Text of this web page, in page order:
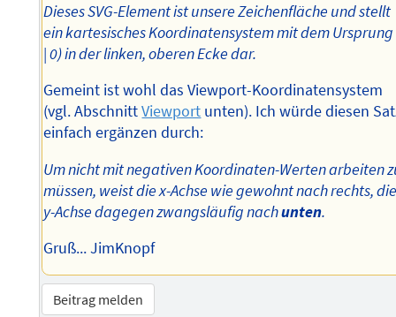
Dieses SVG-Element ist unsere Zeichenfläche und stellt
ein kartesisches Koordinatensystem mit dem Ursprung
| 0) in der linken, oberen Ecke dar.
Gemeint ist wohl das Viewport-Koordinatensystem
(vgl. AbschnittViewport unten). Ich würde diesen
einfach ergänzen durch:
Um nicht mit negativen Koordinaten-Werten arbeiten
müssen, weist die x-Achse wie gewohnt nach rechts,
y-Achse dagegen zwangsläufig nachunten.
Gruß... JimKnopf
Beitrag melden